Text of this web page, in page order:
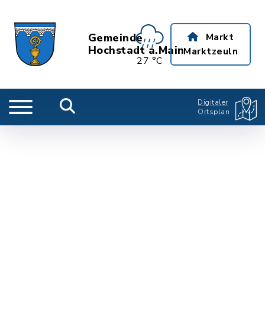
Gemeinde
Hochstadt a.Main
27 °C
Markt
Marktzeuln
Digitaler
Ortsplan